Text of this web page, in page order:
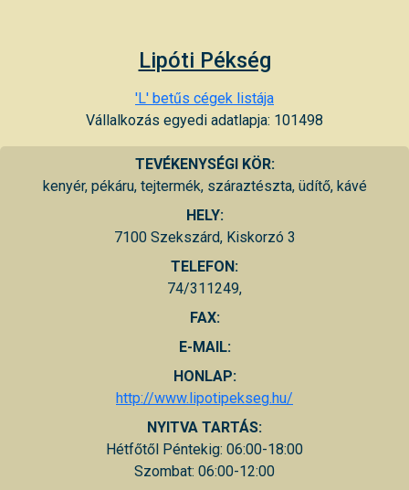
Lipóti Pékség
'L' betűs cégek listája
Vállalkozás egyedi adatlapja: 101498
TEVÉKENYSÉGI KÖR:
kenyér, pékáru, tejtermék, száraztészta, üdítő, kávé
HELY:
7100 Szekszárd, Kiskorzó 3
TELEFON:
74/311249,
FAX:
E-MAIL:
HONLAP:
http://www.lipotipekseg.hu/
NYITVA TARTÁS:
Hétfőtől Péntekig: 06:00-18:00
Szombat: 06:00-12:00